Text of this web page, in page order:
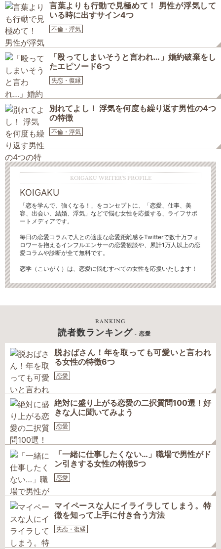
言葉よりも行動で見極めて！ 男性が浮気して
いる時に出すサイン4つ
不倫・浮気
「殴ってしまいそうと言われ…」婚約破棄をし
たエピソード6つ
失恋・復縁
別れてよし！ 浮気を何度も繰り返す男性の4つ
の特徴
不倫・浮気
KOIGAKU WRITER'S PROFILE
KOIGAKU
「恋を学んで、強くなる！」をコンセプトに、「恋愛、仕事、美
容、出会い、結婚、浮気」などで悩む女性を応援する、ライフサポ
ートメディアです。
毎日の恋愛コラムで人との適度な恋愛距離感をTwitterで数十万フォ
ロワーを抱えるインフルエンサーの恋愛観談や、累計1万人以上の恋
愛コラムや診断が全て無料です。
恋学（こいがく）は、恋愛に悩むすべての女性を応援いたします！
RANKING
読者数ランキング - 恋愛
脱おばさん！年を取っても可愛いと言われ
る女性の特徴6つ
恋愛
絶対に盛り上がる恋愛の二択質問100選！好
きな人に聞いてみよう
恋愛
「一緒に仕事したくない…」職場で男性がド
ン引きする女性の特徴5つ
恋愛
マイペースな人にイライラしてしまう。特
徴を知って上手に付き合う方法
失恋・復縁